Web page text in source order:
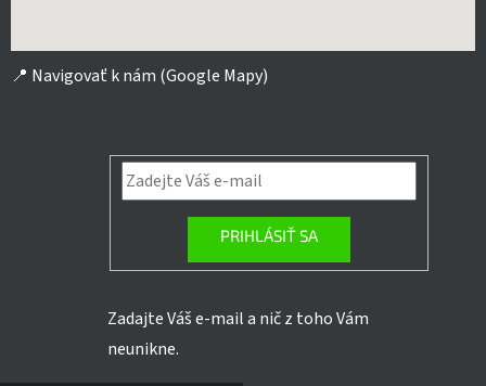
📍 Navigovať k nám (Google Mapy)
PRIHLÁSIŤ SA
Zadajte Váš e-mail a nič z toho Vám
neunikne.